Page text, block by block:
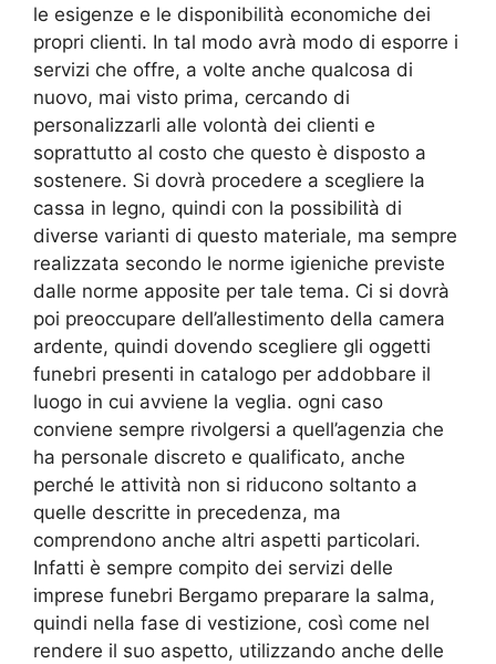
le esigenze e le disponibilità economiche dei
propri clienti. In tal modo avrà modo di esporre i
servizi che offre, a volte anche qualcosa di
nuovo, mai visto prima, cercando di
personalizzarli alle volontà dei clienti e
soprattutto al costo che questo è disposto a
sostenere. Si dovrà procedere a scegliere la
cassa in legno, quindi con la possibilità di
diverse varianti di questo materiale, ma sempre
realizzata secondo le norme igieniche previste
dalle norme apposite per tale tema. Ci si dovrà
poi preoccupare dell’allestimento della camera
ardente, quindi dovendo scegliere gli oggetti
funebri presenti in catalogo per addobbare il
luogo in cui avviene la veglia. ogni caso
conviene sempre rivolgersi a quell’agenzia che
ha personale discreto e qualificato, anche
perché le attività non si riducono soltanto a
quelle descritte in precedenza, ma
comprendono anche altri aspetti particolari.
Infatti è sempre compito dei servizi delle
imprese funebri Bergamo preparare la salma,
quindi nella fase di vestizione, così come nel
rendere il suo aspetto, utilizzando anche delle